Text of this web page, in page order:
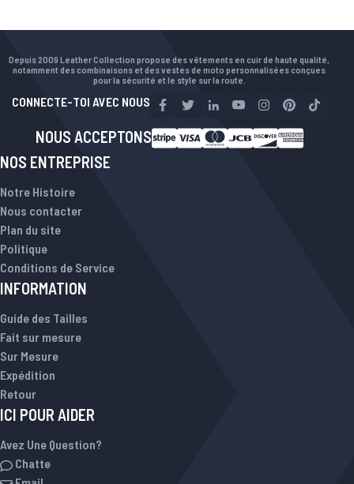
Depuis 2009 Leather Collection propose des vêtements en cuir de haute qualité,
notamment des combinaisons et des vestes de moto personnalisées conçues
pour la sécurité et le style sur la route.
CONNECTE-TOI AVEC NOUS
NOUS ACCEPTONS
NOS ENTREPRISE
Notre Histoire
Nous contacter
Plan du site
Politique
Conditions de Service
INFORMATION
Guide des Tailles
Fait sur mesure
Sur Mesure
Expédition
Retour
ICI POUR AIDER
Avez Une Question?
Chatte